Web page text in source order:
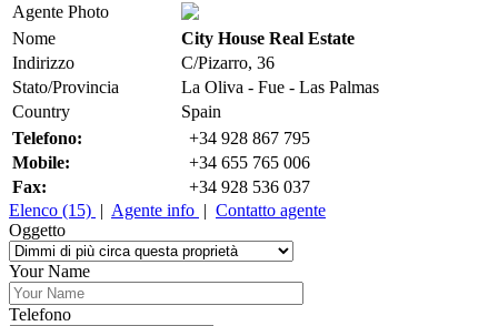
Agente Photo
Nome
City House Real Estate
Indirizzo
C/Pizarro, 36
Stato/Provincia
La Oliva - Fue - Las Palmas
Country
Spain
Telefono:
+34 928 867 795
Mobile:
+34 655 765 006
Fax:
+34 928 536 037
Elenco (15) | Agente info | Contatto agente
Oggetto
Your Name
Telefono